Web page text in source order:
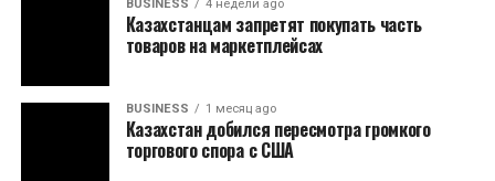
BUSINESS 4 недели ago
Казахстанцам запретят покупать часть
товаров на маркетплейсах
BUSINESS 1 месяц ago
Казахстан добился пересмотра громкого
торгового спора с США